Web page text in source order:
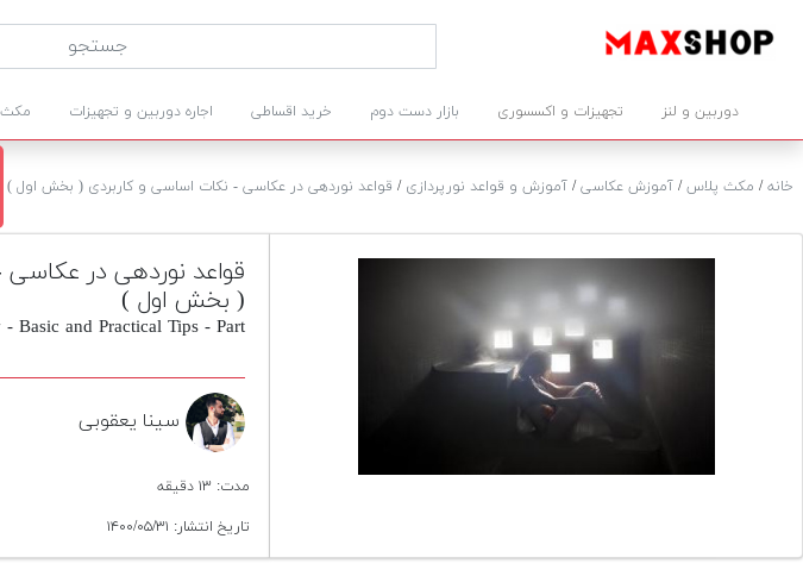
دوربین و لنز تجهیزات و اکسسوری بازار دست دوم خرید اقساطی اجاره دوربین و تجهیزات
خانه/ مکث پلاس/ آموزش عکاسی/ آموزش و قواعد نورپردازی / قواعد نوردهی در عکاسی - نکات اساسی و کاربردی ( بخش اول )
قواعد نوردهی در
( بخش اول )
Basic and Practical Tips - Part
سینا یعقوبی
مدت: ۱۳ دقیقه
تاریخ انتشار: ۱۴۰۰/۰۵/۳۱